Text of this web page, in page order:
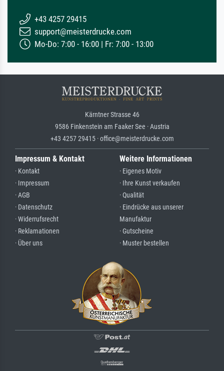
+43 4257 29415
support@meisterdrucke.com
Mo-Do: 7:00 - 16:00 | Fr: 7:00 - 13:00
Kärntner Strasse 46
9586 Finkenstein am Faaker See · Austria
+43 4257 29415 · office@meisterdrucke.com
Impressum & Kontakt
· Kontakt
· Impressum
· AGB
· Datenschutz
· Widerrufsrecht
· Reklamationen
· Über uns
Weitere Informationen
· Eigenes Motiv
· Ihre Kunst verkaufen
· Qualität
· Eindrücke aus unserer
Manufaktur
· Gutscheine
· Muster bestellen